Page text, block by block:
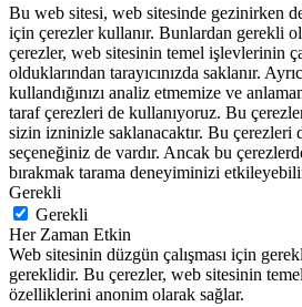
Bu web sitesi, web sitesinde gezinirken
için çerezler kullanır. Bunlardan gerekli
çerezler, web sitesinin temel işlevlerinin
olduklarından tarayıcınızda saklanır.
kullandığınızı analiz etmemize ve
taraf çerezleri de kullanıyoruz. Bu çerezler
sizin izninizle saklanacaktır. Bu çerezleri
seçeneğiniz de vardır. Ancak bu
bırakmak tarama deneyiminizi
Gerekli
Gerekli
Her Zaman Etkin
Web sitesinin düzgün çalışması için
gereklidir. Bu çerezler, web sitesinin
özelliklerini anonim olarak sağlar.